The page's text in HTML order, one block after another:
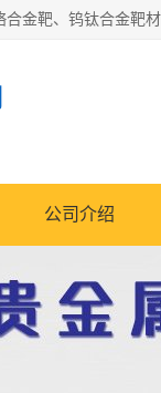
公司介绍